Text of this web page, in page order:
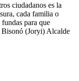
ciudadanos es la
cada familia o
fundas para que
(Joryi) Alcalde